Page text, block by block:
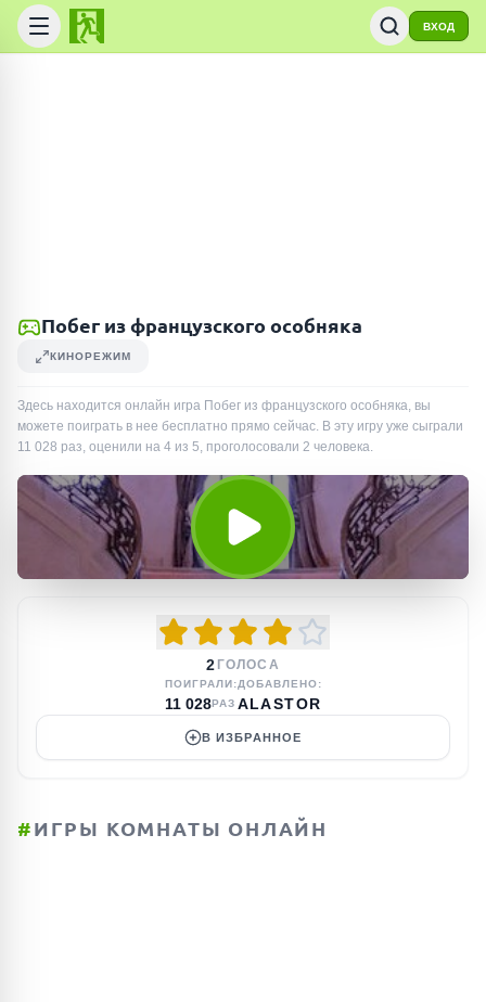
ВХОД
Побег из французского особняка
КИНОРЕЖИМ
Здесь находится онлайн игра Побег из французского особняка, вы
можете поиграть в нее бесплатно прямо сейчас. В эту игру уже сыграли
11 028 раз, оценили на 4 из 5, проголосовали 2 человека.
2 ГОЛОСА
ПОИГРАЛИ:
11 028РАЗ
ДОБАВЛЕНО:
ALASTOR
В ИЗБРАННОЕ
#ИГРЫ КОМНАТЫ ОНЛАЙН